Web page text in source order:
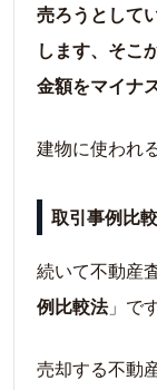
売ろうとして
します、そこ
金額をマイナ
建物に使われ
取引事例比
続いて不動産
例比較法」です
売却する不動